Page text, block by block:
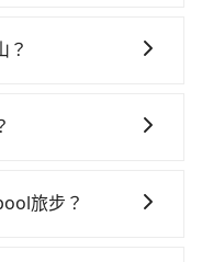
一直到23:03，台中-
步行進站、現場購
站前排班的計程
？
一一間租車車行-日
T5，一天$4,500
車，也可考慮打電
旅步？